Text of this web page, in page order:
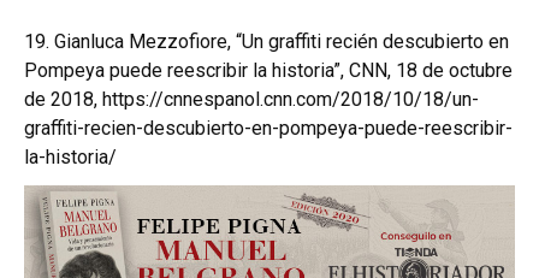
19. Gianluca Mezzofiore, “Un graffiti recién descubierto en
Pompeya puede reescribir la historia”, CNN, 18 de octubre
de 2018, https://cnnespanol.cnn.com/2018/10/18/un-
graffiti-recien-descubierto-en-pompeya-puede-reescribir-
la-historia/